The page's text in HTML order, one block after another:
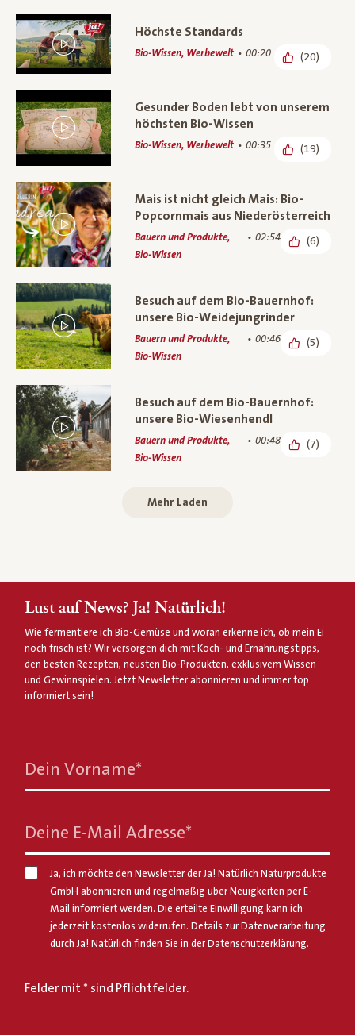
Höchste Standards
Bio-Wissen, Werbewelt 00:20 (20)
Gesunder Boden lebt von unserem
höchsten Bio-Wissen
Bio-Wissen, Werbewelt 00:35 (19)
Mais ist nicht gleich Mais: Bio-
Popcornmais aus Niederösterreich
Bauern und Produkte,
Bio-Wissen
02:54 (6)
Besuch auf dem Bio-Bauernhof:
unsere Bio-Weidejungrinder
Bauern und Produkte,
Bio-Wissen
00:46 (5)
Besuch auf dem Bio-Bauernhof:
unsere Bio-Wiesenhendl
Bauern und Produkte,
Bio-Wissen
00:48 (7)
Mehr Laden
Lust auf News? Ja! Natürlich!
Wie fermentiere ich Bio-Gemüse und woran erkenne ich, ob mein Ei
noch frisch ist? Wir versorgen dich mit Koch- und Ernährungstipps,
den besten Rezepten, neusten Bio-Produkten, exklusivem Wissen
und Gewinnspielen. Jetzt Newsletter abonnieren und immer top
informiert sein!
Dein Vorname*
Deine E-Mail Adresse*
Ja, ich möchte den Newsletter der Ja! Natürlich Naturprodukte
GmbH abonnieren und regelmäßig über Neuigkeiten per E-
Mail informiert werden. Die erteilte Einwilligung kann ich
jederzeit kostenlos widerrufen. Details zur Datenverarbeitung
durch Ja! Natürlich finden Sie in der Datenschutzerklärung.
Felder mit * sind Pflichtfelder.